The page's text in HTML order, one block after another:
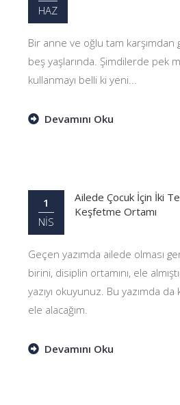
HAZ
Bir anne ve oğlu tam
beş yaşlarında. Şimdilerde pek
kullanmayı belli ki yeni...
Devamını Oku
1
NİS
Ailede Çocuk İçin İki
Keşfetme Ortamı
Geçen yazımda ailede olması
birini, disiplin ortamını, ele
yazıyı okuyunuz. Bu yazımda
ele alacağım.
Devamını Oku